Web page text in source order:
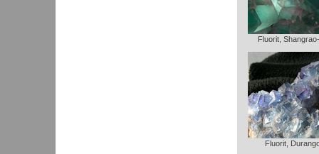
Fluorit,
Fluorit,